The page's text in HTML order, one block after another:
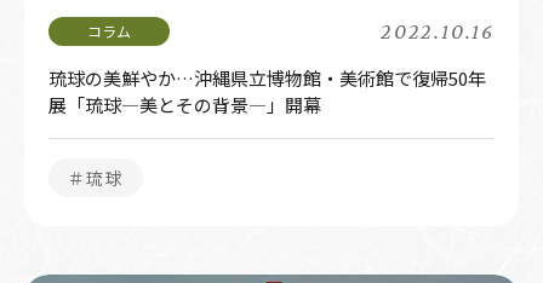
2022.10.16
琉球の美鮮やか…沖縄県立博物館・美術館で復帰50年
展「琉球―美とその背景―」開幕
＃琉球